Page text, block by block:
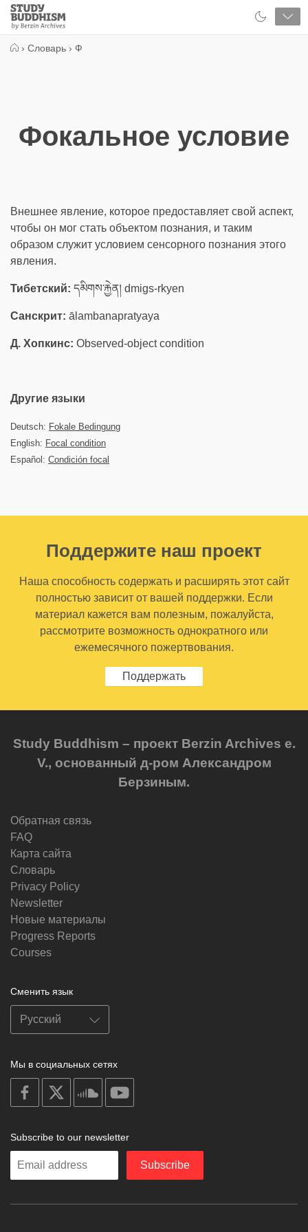
Close
Study
Buddhism
› Словарь › Ф
Фокальное условие
Внешнее явление, которое предоставляет свой аспект,
чтобы он мог стать объектом познания, и таким
образом служит условием сенсорного познания этого
явления.
Тибетский: དམིགས་རྐྱེན། dmigs-rkyen
Санскрит: ālambanapratyaya
Д. Хопкинс: Observed-object condition
Другие языки
Deutsch: Fokale Bedingung
English: Focal condition
Español: Condición focal
Поддержите наш проект
Наша способность содержать и расширять этот сайт
полностью зависит от вашей поддержки. Если
материал кажется вам полезным, пожалуйста,
рассмотрите возможность однократного или
ежемесячного пожертвования.
Поддержать
Study Buddhism – проект Berzin Archives e.
V., основанный д-ром Александром
Берзиным.
Обратная связь
FAQ
Карта сайта
Словарь
Privacy Policy
Newsletter
Новые материалы
Progress Reports
Courses
Сменить язык
Мы в социальных сетях
on
facebook
soundcloud
Subscribe to our newsletter
Enter
Subscribe